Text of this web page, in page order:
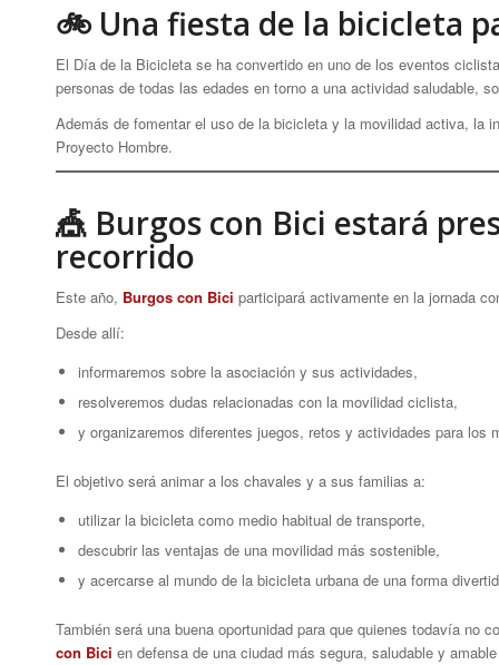
🚲 Una fiesta de la bicicleta
El Día de la Bicicleta se ha convertido en uno de los eventos
personas de todas las edades en torno a una actividad saludable,
Además de fomentar el uso de la bicicleta y la movilidad activa, la
Proyecto Hombre.
🎪 Burgos con Bici estará
recorrido
Este año, Burgos con Bici participará activamente en la jornada
Desde allí:
informaremos sobre la asociación y sus actividades,
resolveremos dudas relacionadas con la movilidad ciclista,
y organizaremos diferentes juegos, retos y actividades para los
El objetivo será animar a los chavales y a sus familias a:
utilizar la bicicleta como medio habitual de transporte,
descubrir las ventajas de una movilidad más sostenible,
y acercarse al mundo de la bicicleta urbana de una forma
También será una buena oportunidad para que quienes todavía no
con Bici en defensa de una ciudad más segura, saludable y